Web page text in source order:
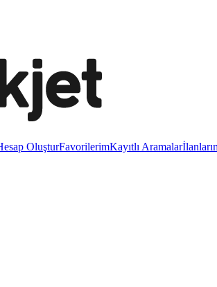
OluşturFavorilerimKayıtlı Aramalar